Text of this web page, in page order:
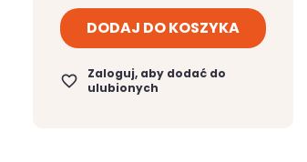
DODAJ DO KOSZYKA
favorite_border
Zaloguj, aby dodać do
ulubionych